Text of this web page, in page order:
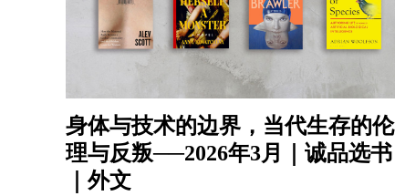
身体与技术的边界，当代生存的伦
理与反叛──2026年3月｜诚品选书
｜外文